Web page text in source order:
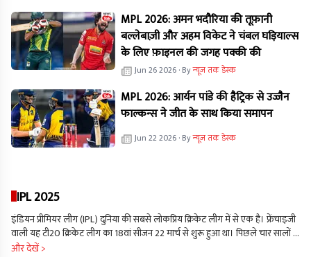
MPL 2026: अमन भदौरिया की तूफ़ानी
बल्लेबाज़ी और अहम विकेट ने चंबल घड़ियाल्स
के लिए फ़ाइनल की जगह पक्की की
Jun 26 2026 · Byन्यूज तक डेस्क
MPL 2026: आर्यन पांडे की हैट्रिक से उज्जैन
फाल्कन्स ने जीत के साथ किया समापन
Jun 22 2026 · Byन्यूज तक डेस्क
IPL 2025
इंडियन प्रीमियर लीग (IPL) दुनिया की सबसे लोकप्रिय क्रिकेट लीग में से एक है। फ्रेंचाइजी
वाली यह टी20 क्रिकेट लीग का 18वां सीजन 22 मार्च से शुरू हुआ था। पिछले चार सालों से
आईपीएल में 10 टीमें हिस्सा ले रही हैं। इस लीग में खेलती हुई दिख रही लखनऊ सुपर
और देखें >